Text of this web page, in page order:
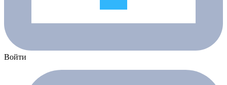
Войти